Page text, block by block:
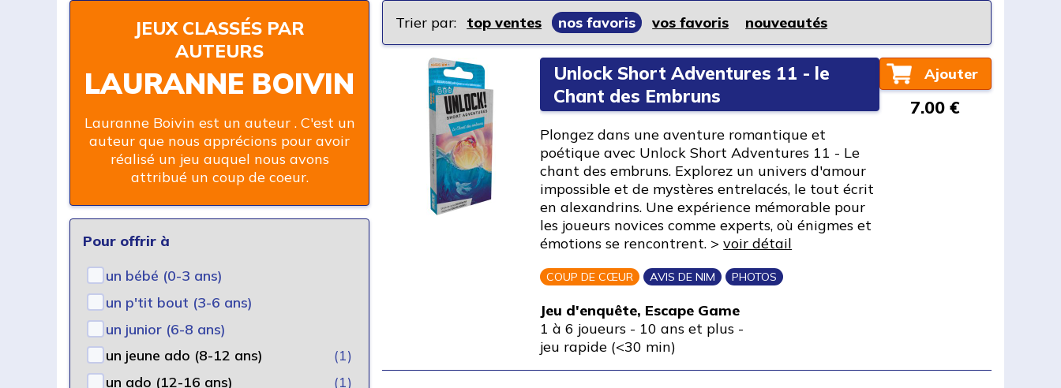
JEUX CLASSÉS PAR
AUTEURS
LAURANNE BOIVIN
Lauranne Boivin est un auteur . C'est un
auteur que nous apprécions pour avoir
réalisé un jeu auquel nous avons
attribué un coup de coeur.
Trier par: top ventes nos favoris vos favoris nouveautés
Pour offrir à
un bébé (0-3 ans)
un p'tit bout (3-6 ans)
un junior (6-8 ans)
un jeune ado (8-12 ans)
(1)
un ado (12-16 ans)
(1)
Unlock Short Adventures 11 - le
Chant des Embruns
Plongez dans une aventure romantique et
poétique avec Unlock Short Adventures 11 - Le
chant des embruns. Explorez un univers d'amour
impossible et de mystères entrelacés, le tout écrit
en alexandrins. Une expérience mémorable pour
les joueurs novices comme experts, où énigmes et
émotions se rencontrent. >voir détail
COUP DE CŒUR AVIS DE NIM PHOTOS
Jeu d'enquête, Escape Game
1 à 6 joueurs - 10 ans et plus -
jeu rapide (<30 min)
Ajouter
7.00 €